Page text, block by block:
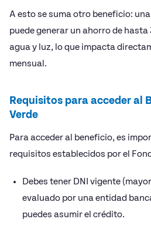
A esto se suma otro beneficio:
puede generar un ahorro de hasta
agua y luz, lo que impacta
mensual.
Requisitos para acceder al
Verde
Para acceder al beneficio, es
requisitos establecidos por el
Debes tener DNI vigente
evaluado por una entidad
puedes asumir el crédito.